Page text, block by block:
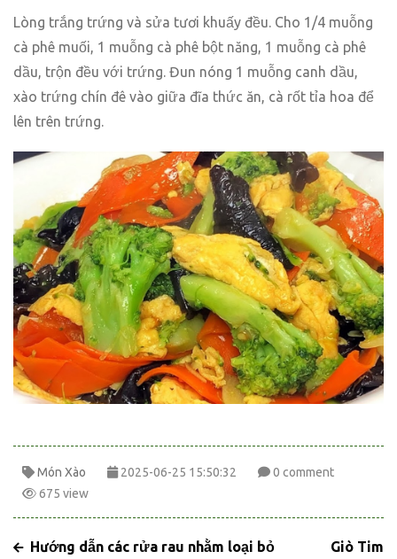
Lòng trắng trứng và sửa tươi khuấy đều. Cho 1/4 muỗng
cà phê muối, 1 muỗng cà phê bột năng, 1 muỗng cà phê
dầu, trộn đều với trứng. Đun nóng 1 muỗng canh dầu,
xào trứng chín đê vào giữa đĩa thức ăn, cà rốt tỉa hoa để
lên trên trứng.
Món Xào 2025-06-25 15:50:32
0 comment
675 view
Hướng dẫn các rửa rau nhằm loại bỏ
Giò Tim